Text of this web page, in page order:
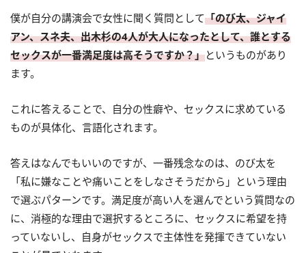
僕が自分の講演会で女性に聞く質問として「のび太、ジャイ
アン、スネ夫、出木杉の4人が大人になったとして、誰とする
セックスが一番満足度は高そうですか？」というものがあり
ます。
これに答えることで、自分の性癖や、セックスに求めている
ものが具体化、言語化されます。
答えはなんでもいいのですが、一番残念なのは、のび太を
「私に嫌なことや痛いことをしなさそうだから」という理由
で選ぶパターンです。満足度が高い人を選んでという質問なの
に、消極的な理由で選択するところに、セックスに希望を持
っていないし、自身がセックスで主体性を発揮できていない